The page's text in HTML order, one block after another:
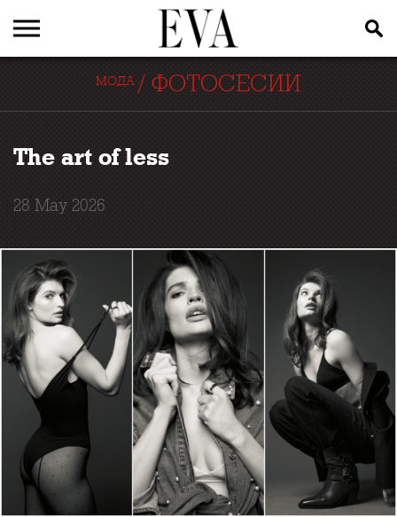
МОДА / ФОТОСЕСИИ
The art of less
28 May 2026